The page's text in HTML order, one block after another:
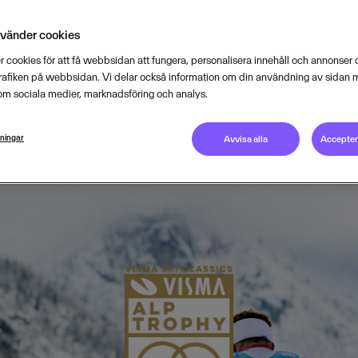
Lauf, ett långlopp i de magnifika
cookies
cookies för att få webbsidan att fungera, personalisera innehåll och annonser
på webbsidan. Vi delar också information om din användning av sidan
sociala medier, marknadsföring och analys.
Avvisa alla